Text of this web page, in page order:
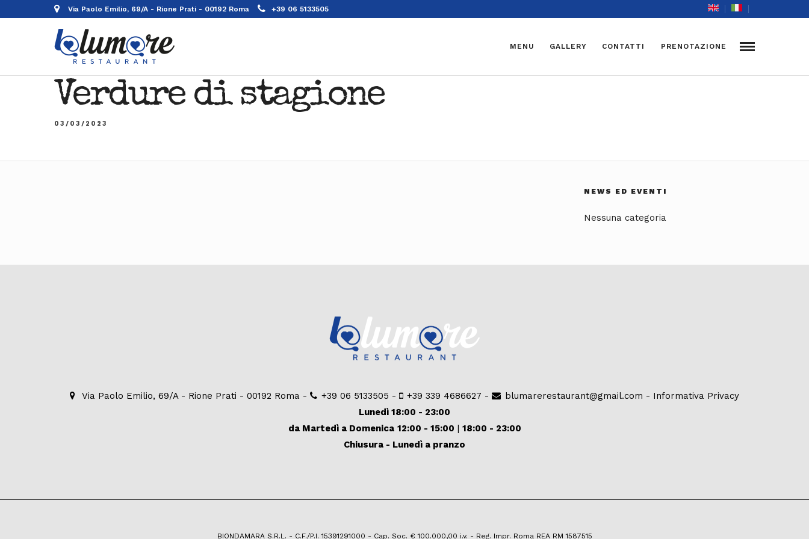
Via Paolo Emilio, 69/A - Rione Prati - 00192 Roma +39 06 5133505
MENU GALLERY CONTATTI PRENOTAZIONE
Verdure di stagione
03/03/2023
NEWS ED EVENTI
Nessuna categoria
Via Paolo Emilio, 69/A - Rione Prati - 00192 Roma - +39 06 5133505 - +39 339 4686627 - blumarerestaurant@gmail.com - Informativa Privacy
Lunedì 18:00 - 23:00
da Martedì a Domenica 12:00 - 15:00 | 18:00 - 23:00
Chiusura - Lunedì a pranzo
BIONDAMARA S.R.L. - C.F./P.I. 15391291000 - Cap. Soc. € 100.000,00 i.v. - Reg. Impr. Roma REA RM 1587515